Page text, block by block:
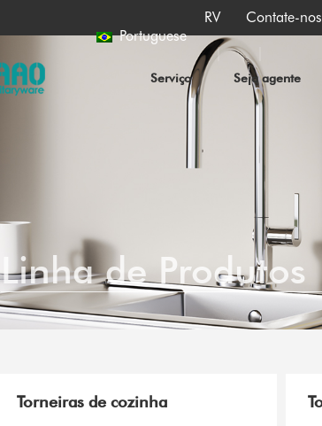
Portuguese
RV Contate-nos
Serviço Seja agente
Linha de Produtos
Torneiras de cozinha